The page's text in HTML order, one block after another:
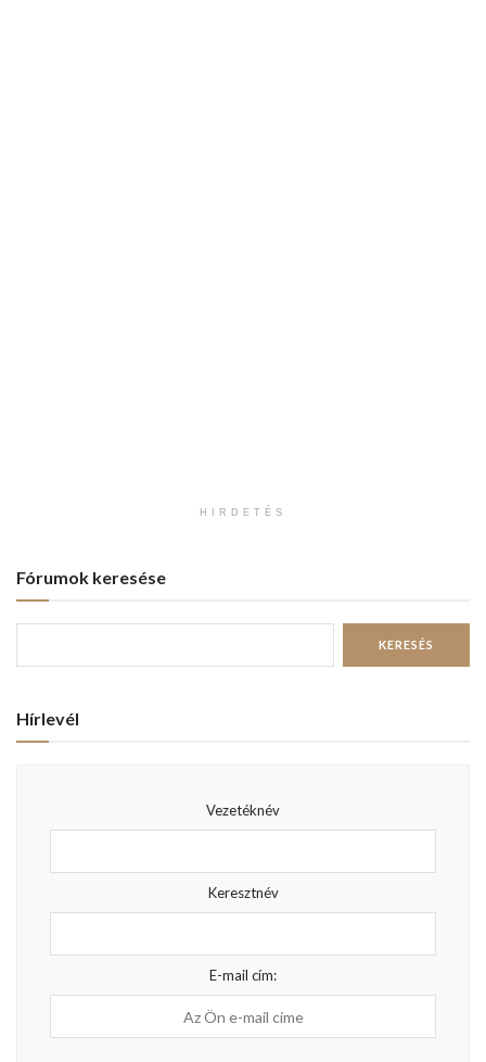
HIRDETÉS
Fórumok keresése
Hírlevél
Vezetéknév
Keresztnév
E-mail cím: